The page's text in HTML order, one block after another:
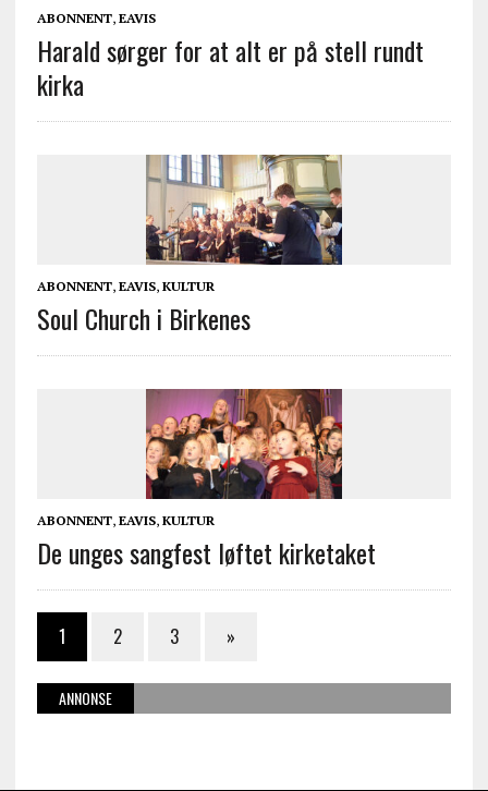
ABONNENT, EAVIS
Harald sørger for at alt er på stell rundt
kirka
ABONNENT, EAVIS, KULTUR
Soul Church i Birkenes
ABONNENT, EAVIS, KULTUR
De unges sangfest løftet kirketaket
1 2 3 »
ANNONSE